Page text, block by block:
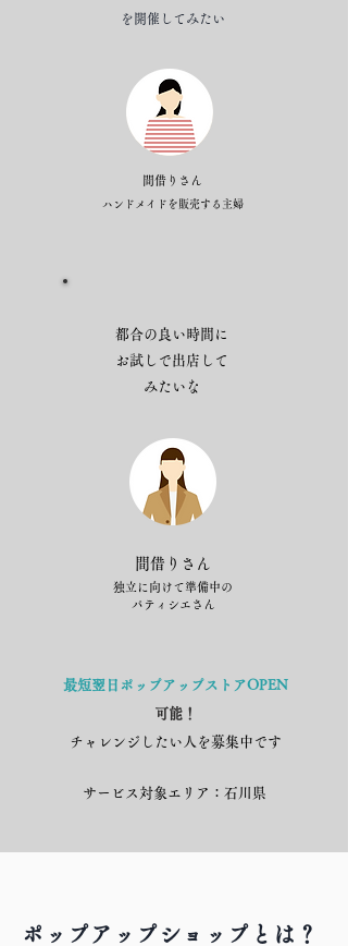
を​開催してみたい
間借りさん
ハンドメイドを販売する主婦
都合の良い時間に
お試しで出店して
​みたいな
間借りさん
独立に向けて準備中の
​パティシエさん
最短翌日ポップアップストアOPEN
可能！
チャレンジしたい人を募集中です
サービス対象エリア：石川県
ポップアップショップとは？